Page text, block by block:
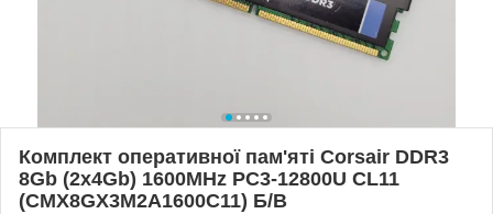
Комплект оперативної пам'яті Corsair DDR3
8Gb (2x4Gb) 1600MHz PC3-12800U CL11
(CMX8GX3M2A1600C11) Б/В